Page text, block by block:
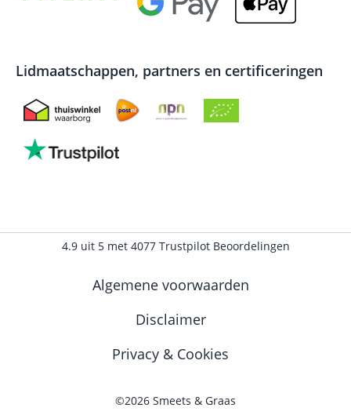
Lidmaatschappen, partners en certificeringen
Algemene voorwaarden
Disclaimer
Privacy & Cookies
4.9uit 5met 4077Trustpilot Beoordelingen
©2026 Smeets & Graas